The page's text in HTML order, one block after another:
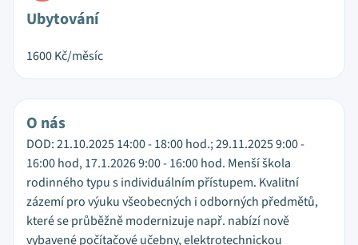
Ubytování
1600Kč/měsíc
O nás
DOD: 21.10.2025 14:00 - 18:00 hod.; 29.11.2025 9:00 -
16:00 hod, 17.1.2026 9:00 - 16:00 hod. Menší škola
rodinného typu s individuálním přístupem. Kvalitní
zázemí pro výuku všeobecných i odborných předmětů,
které se průběžně modernizuje např. nabízí nově
vybavené počítačové učebny, elektrotechnickou